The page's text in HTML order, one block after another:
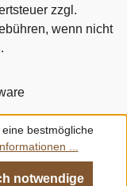
zzgl.
wenn nicht
bestmögliche
...
notwendige